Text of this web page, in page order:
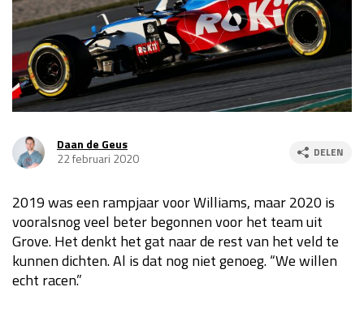
Race
za 13:00 - 15:00
GP VERENIGDE STATEN 2026 23 - 25 okt
Kwalificatie
za 23:00 - 00:00
GP MEXICO 2026
GP SÃO PAULO 2026
Kwalificatie
za 19:00 - 20:00
Race
zo 18:00 - 20:00
Daan de Geus
22 februari 2020
DELEN
2019 was een rampjaar voor Williams, maar 2020 is
vooralsnog veel beter begonnen voor het team uit
Grove. Het denkt het gat naar de rest van het veld te
kunnen dichten. Al is dat nog niet genoeg. “We willen
echt racen.”